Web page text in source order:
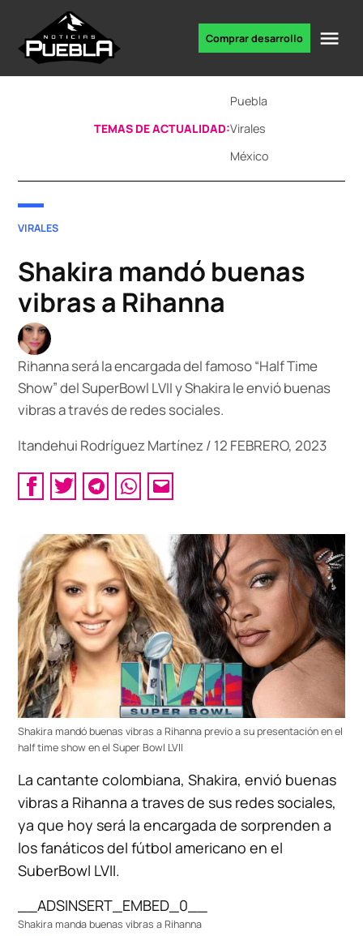
content
Comprar desarrollo
TEMAS DE ACTUALIDAD:
Puebla
Virales
México
POSTED
VIRALES
Shakira mandó buenas
vibras a Rihanna
Rihanna será la encargada del famoso “Half Time
Show” del SuperBowl LVII y Shakira le envió buenas
vibras a través de redes sociales.
Itandehui Rodríguez Martínez / 12 FEBRERO, 2023
Shakira mandó buenas vibras a Rihanna previo a su presentación en el
half time show en el Super Bowl LVII
La cantante colombiana, Shakira, envió buenas
vibras a Rihanna a traves de sus redes sociales,
ya que hoy será la encargada de sorprenden a
los fanáticos del fútbol americano en el
SuberBowl LVII.
__ADSINSERT_EMBED_0__
Shakira manda buenas vibras a Rihanna